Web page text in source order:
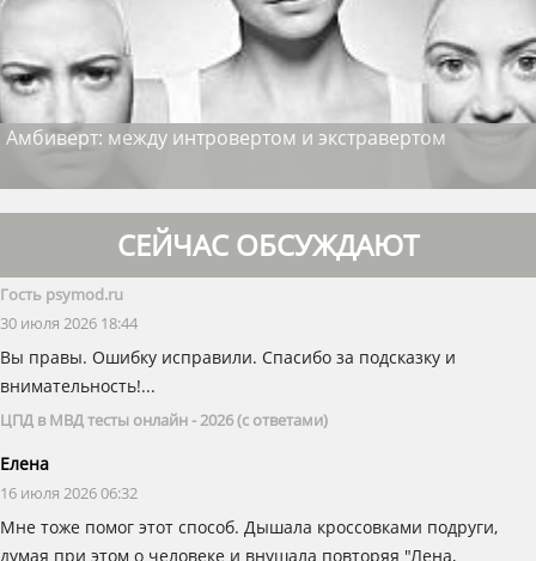
Амбиверт: между интровертом и экстравертом
СЕЙЧАС ОБСУЖДАЮТ
Гость psymod.ru
30 июля 2026 18:44
Вы правы. Ошибку исправили. Спасибо за подсказку и
внимательность!...
ЦПД в МВД тесты онлайн - 2026 (с ответами)
Елена
16 июля 2026 06:32
Мне тоже помог этот способ. Дышала кроссовками подруги,
думая при этом о человеке и внушала повторяя "Лена,